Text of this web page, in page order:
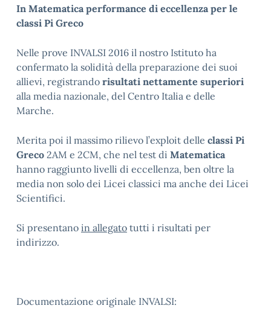
In Matematica performance di eccellenza per le
classi Pi Greco
Nelle prove INVALSI 2016 il nostro Istituto ha
confermato la solidità della preparazione dei suoi
allievi, registrando risultati nettamente superiori
alla media nazionale, del Centro Italia e delle
Marche.
Merita poi il massimo rilievo l’exploit delle classi Pi
Greco 2AM e 2CM, che nel test di Matematica
hanno raggiunto livelli di eccellenza, ben oltre la
media non solo dei Licei classici ma anche dei Licei
Scientifici.
Si presentano in allegato tutti i risultati per
indirizzo.
Documentazione originale INVALSI: